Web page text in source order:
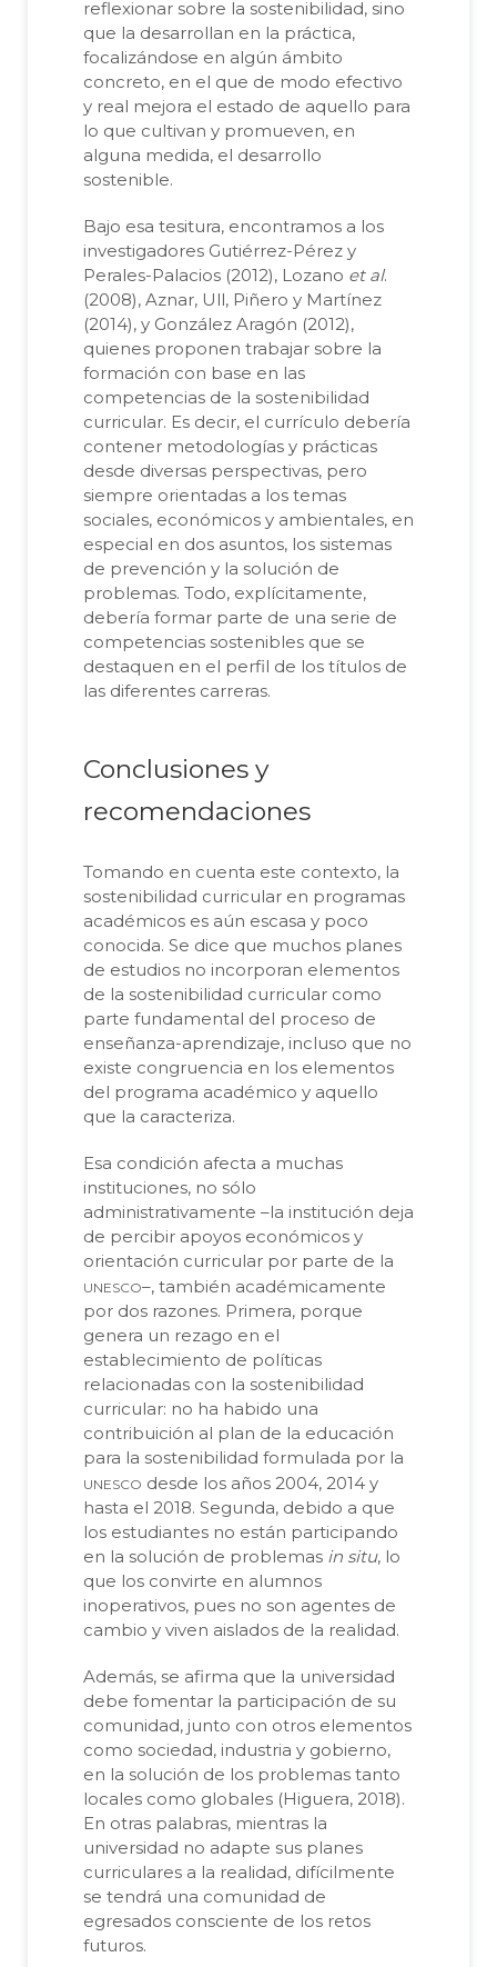
reflexionar sobre la sostenibilidad, sino
que la desarrollan en la práctica,
focalizándose en algún ámbito
concreto, en el que de modo efectivo
y real mejora el estado de aquello para
lo que cultivan y promueven, en
alguna medida, el desarrollo
sostenible.
Bajo esa tesitura, encontramos a los
investigadores Gutiérrez-Pérez y
Perales-Palacios (2012), Lozano et al.
(2008), Aznar, Ull, Piñero y Martínez
(2014), y González Aragón (2012),
quienes proponen trabajar sobre la
formación con base en las
competencias de la sostenibilidad
curricular. Es decir, el currículo debería
contener metodologías y prácticas
desde diversas perspectivas, pero
siempre orientadas a los temas
sociales, económicos y ambientales, en
especial en dos asuntos, los sistemas
de prevención y la solución de
problemas. Todo, explícitamente,
debería formar parte de una serie de
competencias sostenibles que se
destaquen en el perfil de los títulos de
las diferentes carreras.
Conclusiones y
recomendaciones
Tomando en cuenta este contexto, la
sostenibilidad curricular en programas
académicos es aún escasa y poco
conocida. Se dice que muchos planes
de estudios no incorporan elementos
de la sostenibilidad curricular como
parte fundamental del proceso de
enseñanza-aprendizaje, incluso que no
existe congruencia en los elementos
del programa académico y aquello
que la caracteriza.
Esa condición afecta a muchas
instituciones, no sólo
administrativamente –la institución deja
de percibir apoyos económicos y
orientación curricular por parte de la
unesco–, también académicamente
por dos razones. Primera, porque
genera un rezago en el
establecimiento de políticas
relacionadas con la sostenibilidad
curricular: no ha habido una
contribuición al plan de la educación
para la sostenibilidad formulada por la
unesco desde los años 2004, 2014 y
hasta el 2018. Segunda, debido a que
los estudiantes no están participando
en la solución de problemas in situ, lo
que los convirte en alumnos
inoperativos, pues no son agentes de
cambio y viven aislados de la realidad.
Además, se afirma que la universidad
debe fomentar la participación de su
comunidad, junto con otros elementos
como sociedad, industria y gobierno,
en la solución de los problemas tanto
locales como globales (Higuera, 2018).
En otras palabras, mientras la
universidad no adapte sus planes
curriculares a la realidad, difícilmente
se tendrá una comunidad de
egresados consciente de los retos
futuros.